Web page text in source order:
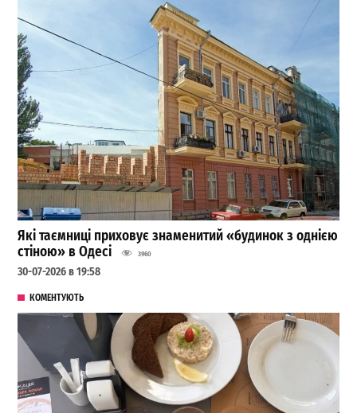
Які таємниці приховує знаменитий «будинок з однією
стіною» в Одесі
3960
30-07-2026 в 19:58
КОМЕНТУЮТЬ